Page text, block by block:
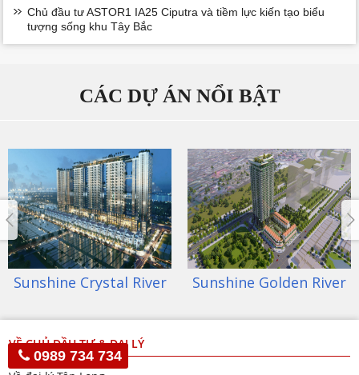
Chủ đầu tư ASTOR1 IA25 Ciputra và tiềm lực kiến tạo biểu
tượng sống khu Tây Bắc
CÁC DỰ ÁN NỔI BẬT
Sunshine Golden River Sunshine City
VỀ CHỦ ĐẦU TƯ & ĐẠI LÝ
0989 734 734